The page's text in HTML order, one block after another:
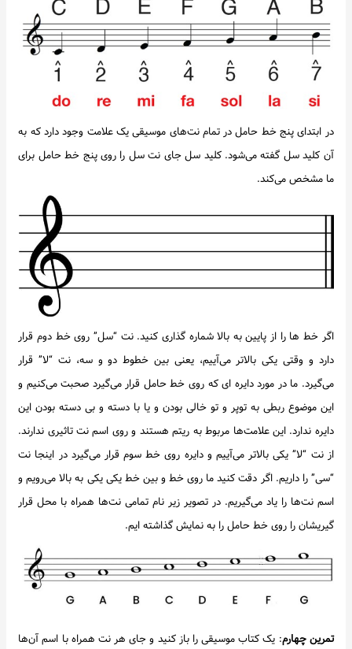
در ابتدای پنج خط حامل در تمام نت‌های موسیقی یک علامت وجود دارد که به
آن کلید سل گفته می‌شود. کلید سل جای نت سل را روی پنج خط حامل برای
ما مشخص می‌کند.
اگر خط ها را از پایین به بالا شماره گذاری کنید. نت “سل” روی خط دوم قرار
دارد و وقتی یکی بالاتر می‌آییم، یعنی بین خطوط دو و سه، نت “لا” قرار
می‌گیرد. ما در مورد دایره ای که روی خط حامل قرار می‌گیرد صحبت می‌کنیم و
این موضوع ربطی به توپر و تو خالی بودن و یا با دسته و بی دسته بودن این
دایره ندارد. این علامت‌ها مربوط به ریتم هستند و روی اسم نت تاثیری ندارند.
از نت “لا” یکی بالاتر می‌آییم و دایره روی خط سوم قرار می‌گیرد در اینجا نت
“سی” را داریم. اگر دقت کنید ما روی خط و بین خط یکی یکی به بالا می‌رویم و
اسم نت‌ها را یاد می‌گیریم. در تصویر زیر نام تمامی نت‌ها همراه با محل قرار
گیریشان را روی خط حامل را به نمایش گذاشته ایم.
تمرین چهارم: یک کتاب موسیقی را باز کنید و جای هر نت همراه با اسم آن‌ها